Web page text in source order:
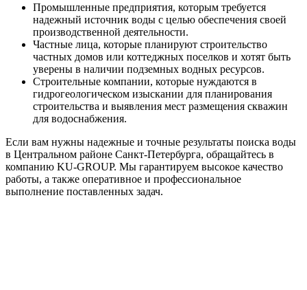
Промышленные предприятия, которым требуется
надежный источник воды с целью обеспечения своей
производственной деятельности.
Частные лица, которые планируют строительство
частных домов или коттеджных поселков и хотят быть
уверены в наличии подземных водных ресурсов.
Строительные компании, которые нуждаются в
гидрогеологическом изыскании для планирования
строительства и выявления мест размещения скважин
для водоснабжения.
Если вам нужны надежные и точные результаты поиска воды
в Центральном районе Санкт-Петербурга, обращайтесь в
компанию KU-GROUP. Мы гарантируем высокое качество
работы, а также оперативное и профессиональное
выполнение поставленных задач.